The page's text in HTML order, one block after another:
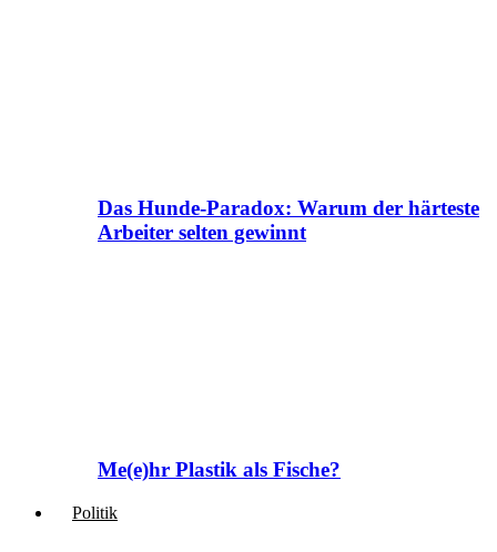
Das Hunde-Paradox: Warum der härteste
Arbeiter selten gewinnt
Me(e)hr Plastik als Fische?
Politik